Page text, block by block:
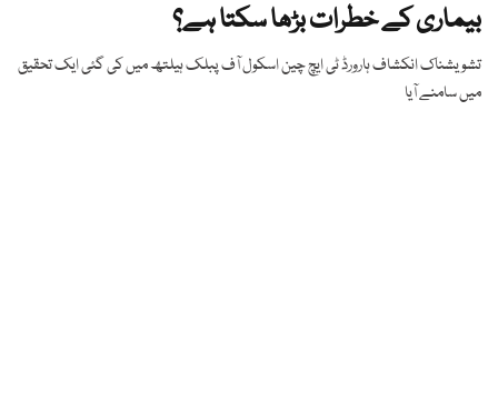
بیماری کے خطرات بڑھا سکتا ہے؟
تشویشناک انکشاف ہارورڈ ٹی ایچ چین اسکول آف پبلک ہیلتھ میں کی گئی ایک تحقیق
میں سامنے آیا